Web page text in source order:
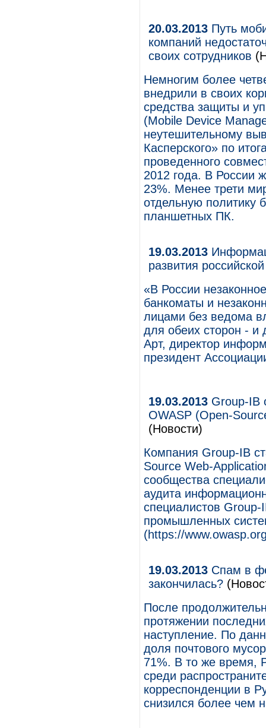
20.03.2013 Путь
компаний
своих сотрудников
Немногим более
внедрили в своих
средства защиты и
(Mobile Device
неутешительному
Касперского» по
проведенного
2012 года. В России
23%. Менее трети
отдельную политику
планшетных ПК.
19.03.2013
развития
«В России
банкоматы и
лицами без ведома
для обеих сторон - и
Арт, директор
президент
19.03.2013 Group-IB
OWASP (Open-
(Новости)
Компания Group-IB
Source Web-
сообщества
аудита
специалистов
промышленных
(https://
19.03.2013 Спам в
закончилась?
После
протяжении
наступление. По
доля почтового
71%. В то же время,
среди
корреспонденции в
снизился более чем